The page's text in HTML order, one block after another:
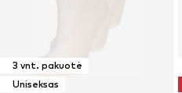
3 vnt. pakuotė
Uniseksas